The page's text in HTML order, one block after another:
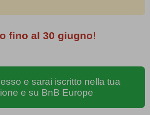
fino al 30 giugno!
e sarai iscritto nella tua
e su BnB Europe